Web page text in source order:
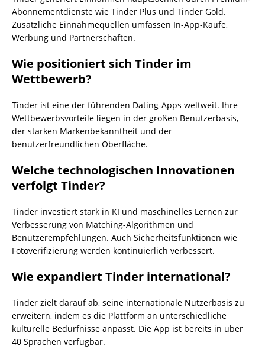
Abonnementdienste wie Tinder Plus und Tinder Gold.
Zusätzliche Einnahmequellen umfassen In-App-Käufe,
Werbung und Partnerschaften.
Wie positioniert sich Tinder im
Wettbewerb?
Tinder ist eine der führenden Dating-Apps weltweit. Ihre
Wettbewerbsvorteile liegen in der großen Benutzerbasis,
der starken Markenbekanntheit und der
benutzerfreundlichen Oberfläche.
Welche technologischen Innovationen
verfolgt Tinder?
Tinder investiert stark in KI und maschinelles Lernen zur
Verbesserung von Matching-Algorithmen und
Benutzerempfehlungen. Auch Sicherheitsfunktionen wie
Fotoverifizierung werden kontinuierlich verbessert.
Wie expandiert Tinder international?
Tinder zielt darauf ab, seine internationale Nutzerbasis zu
erweitern, indem es die Plattform an unterschiedliche
kulturelle Bedürfnisse anpasst. Die App ist bereits in über
40 Sprachen verfügbar.